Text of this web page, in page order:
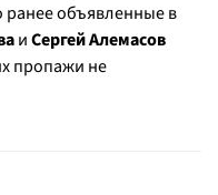
ранее объявленные в
иСергей Алемасов
пропажи не